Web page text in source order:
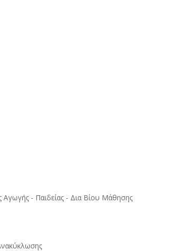
Αγωγής - Παιδείας - Δια Βίου Μάθησης